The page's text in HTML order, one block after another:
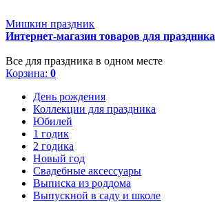
Мишкин праздник
Интернет-магазин товаров для праздника
Все для праздника в одном месте
Корзина: 0
День рождения
Коллекции для праздника
Юбилей
1 годик
2 годика
Новый год
Свадебные аксессуары
Выписка из роддома
Выпускной в саду и школе